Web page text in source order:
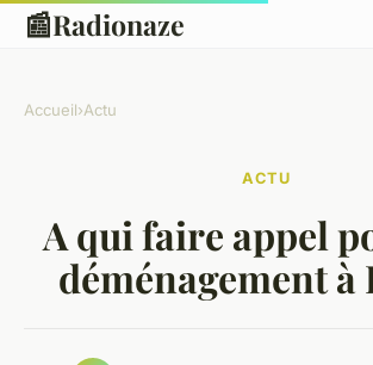
📰Radionaze
Accueil›Actu
ACTU
A qui faire appel
déménagement à